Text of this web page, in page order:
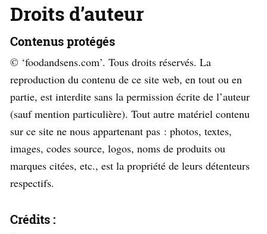
Droits d’auteur
Contenus protégés
© ‘foodandsens.com’. Tous droits réservés. La
reproduction du contenu de ce site web, en tout ou en
partie, est interdite sans la permission écrite de l’auteur
(sauf mention particulière). Tout autre matériel contenu
sur ce site ne nous appartenant pas : photos, textes,
images, codes source, logos, noms de produits ou
marques citées, etc., est la propriété de leurs détenteurs
respectifs.
Crédits :